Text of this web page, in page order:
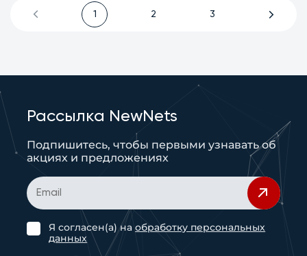
1 2 3
Рассылка NewNets
Подпишитесь, чтобы первыми узнавать об
акциях и предложениях
Я согласен(а) наобработку персональных
данных